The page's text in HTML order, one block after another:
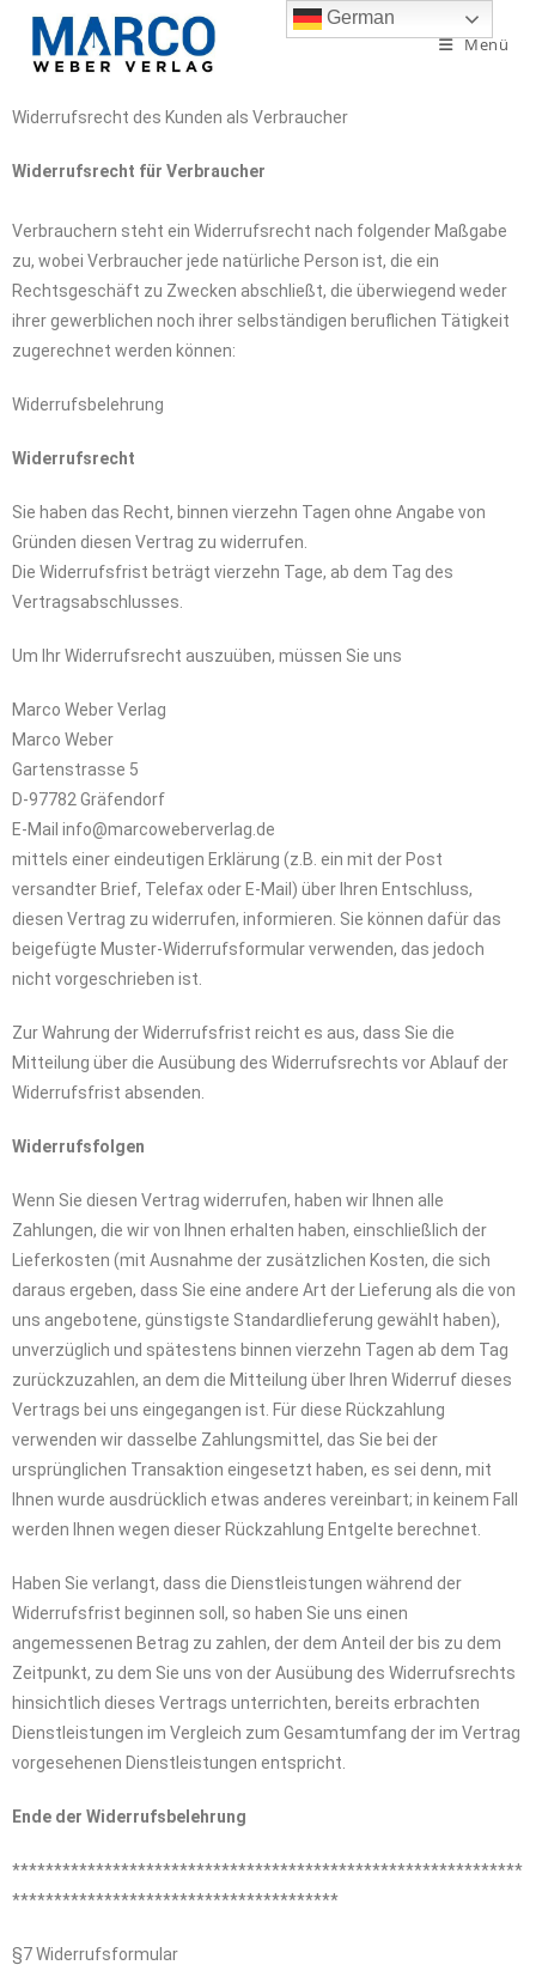
Menü
Widerrufsrecht des Kunden als Verbraucher
Widerrufsrecht für Verbraucher
Verbrauchern steht ein Widerrufsrecht nach folgender Maßgabe
zu, wobei Verbraucher jede natürliche Person ist, die ein
Rechtsgeschäft zu Zwecken abschließt, die überwiegend weder
ihrer gewerblichen noch ihrer selbständigen beruflichen Tätigkeit
zugerechnet werden können:
Widerrufsbelehrung
Widerrufsrecht
Sie haben das Recht, binnen vierzehn Tagen ohne Angabe von
Gründen diesen Vertrag zu widerrufen.
Die Widerrufsfrist beträgt vierzehn Tage, ab dem Tag des
Vertragsabschlusses.
Um Ihr Widerrufsrecht auszuüben, müssen Sie uns
Marco Weber Verlag
Marco Weber
Gartenstrasse 5
D-97782 Gräfendorf
E-Mail info@marcoweberverlag.de
mittels einer eindeutigen Erklärung (z.B. ein mit der Post
versandter Brief, Telefax oder E-Mail) über Ihren Entschluss,
diesen Vertrag zu widerrufen, informieren. Sie können dafür das
beigefügte Muster-Widerrufsformular verwenden, das jedoch
nicht vorgeschrieben ist.
Zur Wahrung der Widerrufsfrist reicht es aus, dass Sie die
Mitteilung über die Ausübung des Widerrufsrechts vor Ablauf der
Widerrufsfrist absenden.
Widerrufsfolgen
Wenn Sie diesen Vertrag widerrufen, haben wir Ihnen alle
Zahlungen, die wir von Ihnen erhalten haben, einschließlich der
Lieferkosten (mit Ausnahme der zusätzlichen Kosten, die sich
daraus ergeben, dass Sie eine andere Art der Lieferung als die von
uns angebotene, günstigste Standardlieferung gewählt haben),
unverzüglich und spätestens binnen vierzehn Tagen ab dem Tag
zurückzuzahlen, an dem die Mitteilung über Ihren Widerruf dieses
Vertrags bei uns eingegangen ist. Für diese Rückzahlung
verwenden wir dasselbe Zahlungsmittel, das Sie bei der
ursprünglichen Transaktion eingesetzt haben, es sei denn, mit
Ihnen wurde ausdrücklich etwas anderes vereinbart; in keinem Fall
werden Ihnen wegen dieser Rückzahlung Entgelte berechnet.
Haben Sie verlangt, dass die Dienstleistungen während der
Widerrufsfrist beginnen soll, so haben Sie uns einen
angemessenen Betrag zu zahlen, der dem Anteil der bis zu dem
Zeitpunkt, zu dem Sie uns von der Ausübung des Widerrufsrechts
hinsichtlich dieses Vertrags unterrichten, bereits erbrachten
Dienstleistungen im Vergleich zum Gesamtumfang der im Vertrag
vorgesehenen Dienstleistungen entspricht.
Ende der Widerrufsbelehrung
*************************************************************
***************************************
§7 Widerrufsformular
German